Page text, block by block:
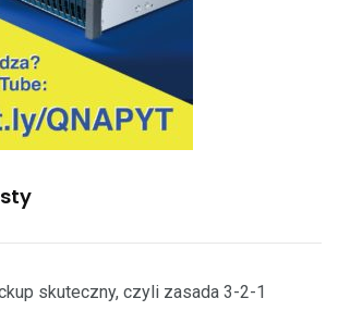
skuteczny, czyli zasada 3-2-1